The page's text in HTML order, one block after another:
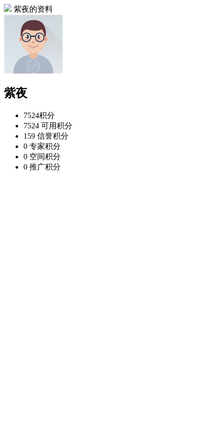
紫夜的资料
紫夜
7524积分
7524 可用积分
159 信誉积分
0 专家积分
0 空间积分
0 推广积分